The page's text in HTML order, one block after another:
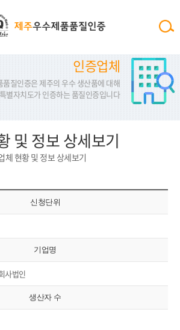
인증업체
질인증은 제주의 우수 생산품에 대해
별자치도가 인증하는 품질인증입니다
체 현황 및 정보 상세보기
및 정보 상세보기
신청단위
기업명
사법인
생산자 수